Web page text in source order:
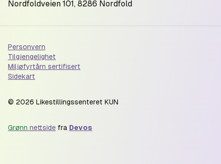
Nordfoldveien 101, 8286 Nordfold
Personvern
Tilgjengelighet
Miljøfyrtårn sertifisert
Sidekart
© 2026 Likestillingssenteret KUN
Grønn nettside fra Devos